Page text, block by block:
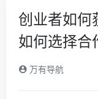
创业者如何
如何选择合
万有导航